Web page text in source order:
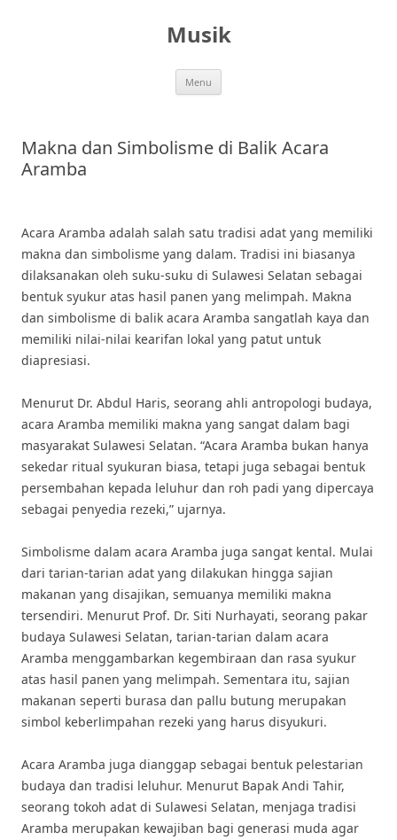
Musik
Menu
Makna dan Simbolisme di Balik Acara
Aramba
Acara Aramba adalah salah satu tradisi adat yang memiliki
makna dan simbolisme yang dalam. Tradisi ini biasanya
dilaksanakan oleh suku-suku di Sulawesi Selatan sebagai
bentuk syukur atas hasil panen yang melimpah. Makna
dan simbolisme di balik acara Aramba sangatlah kaya dan
memiliki nilai-nilai kearifan lokal yang patut untuk
diapresiasi.
Menurut Dr. Abdul Haris, seorang ahli antropologi budaya,
acara Aramba memiliki makna yang sangat dalam bagi
masyarakat Sulawesi Selatan. “Acara Aramba bukan hanya
sekedar ritual syukuran biasa, tetapi juga sebagai bentuk
persembahan kepada leluhur dan roh padi yang dipercaya
sebagai penyedia rezeki,” ujarnya.
Simbolisme dalam acara Aramba juga sangat kental. Mulai
dari tarian-tarian adat yang dilakukan hingga sajian
makanan yang disajikan, semuanya memiliki makna
tersendiri. Menurut Prof. Dr. Siti Nurhayati, seorang pakar
budaya Sulawesi Selatan, tarian-tarian dalam acara
Aramba menggambarkan kegembiraan dan rasa syukur
atas hasil panen yang melimpah. Sementara itu, sajian
makanan seperti burasa dan pallu butung merupakan
simbol keberlimpahan rezeki yang harus disyukuri.
Acara Aramba juga dianggap sebagai bentuk pelestarian
budaya dan tradisi leluhur. Menurut Bapak Andi Tahir,
seorang tokoh adat di Sulawesi Selatan, menjaga tradisi
Aramba merupakan kewajiban bagi generasi muda agar